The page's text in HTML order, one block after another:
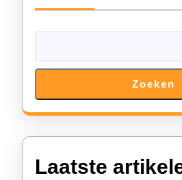
Zoeken
Laatste